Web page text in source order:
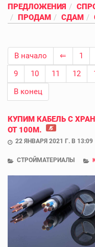
ПРЕДЛОЖЕНИЯ
ПРОДАМ
СДАМ
В начало ⇐ 1
9
10 11 12
В конец
КУПИМ КАБЕЛЬ С
ОТ 100М.
22 ЯНВАРЯ 2021 Г. В 13:09
СТРОЙМАТЕРИАЛЫ